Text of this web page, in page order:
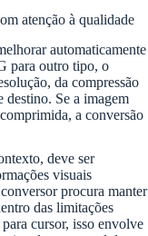
atenção à qualidade
automaticamente
para outro tipo, o
da compressão
destino. Se a imagem
a conversão
deve ser
visuais
procura manter
das limitações
cursor, isso envolve